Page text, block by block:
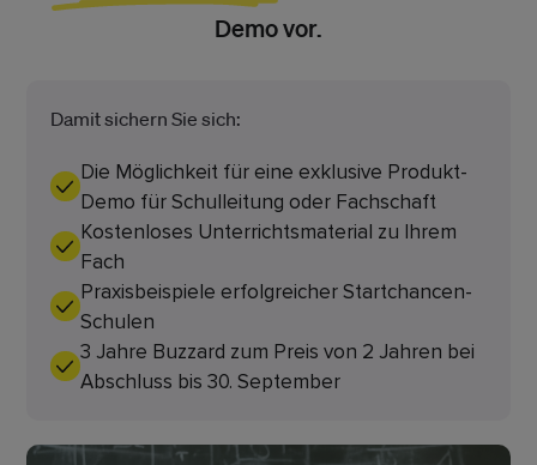
Demo vor.
Damit sichern Sie sich:
Die Möglichkeit für eine exklusive Produkt-
Demo für Schulleitung oder Fachschaft
Kostenloses Unterrichtsmaterial zu Ihrem
Fach
Praxisbeispiele erfolgreicher Startchancen-
Schulen
3 Jahre Buzzard zum Preis von 2 Jahren bei
Abschluss bis 30. September